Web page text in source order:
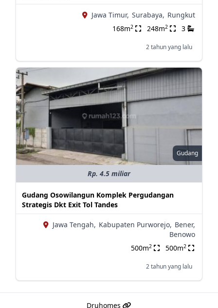
Jawa Timur, Surabaya, Rungkut
168m2 248m2 3
2 tahun yang lalu
Gudang
Rp. 4.5 miliar
Gudang Osowilangun Komplek Pergudangan
Strategis Dkt Exit Tol Tandes
Jawa Tengah, Kabupaten Purworejo, Bener,
Benowo
500m2 500m2
2 tahun yang lalu
Druhomes